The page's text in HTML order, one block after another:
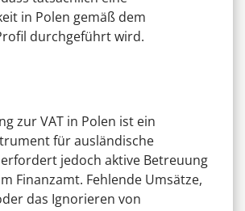
in Polen gemäß dem
durchgeführt wird.
zur VAT in Polen ist ein
für ausländische
jedoch aktive Betreuung
Finanzamt. Fehlende Umsätze,
das Ignorieren von